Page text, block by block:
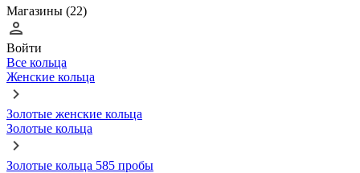
Магазины (22)
Войти
Все кольца
Женские кольца
Золотые женские кольца
Золотые кольца
Золотые кольца 585 пробы